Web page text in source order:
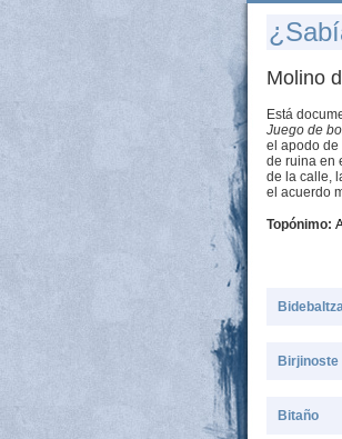
Molino
Está
Juego de
el apodo de
de ruina en
de la calle,
el acuerdo
Topónimo:
Birjinoste
Bitaño